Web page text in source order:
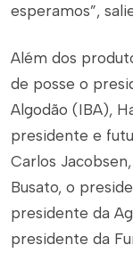
esperamos”,
Além dos
de posse o
Algodão (IBA),
presidente e
Carlos
Busato, o
presidente da
presidente da